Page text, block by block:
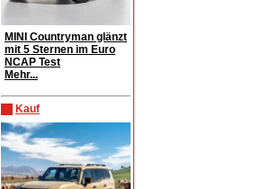
MINI Countryman glänzt
mit 5 Sternen im Euro
NCAP Test
Mehr...
Kauf